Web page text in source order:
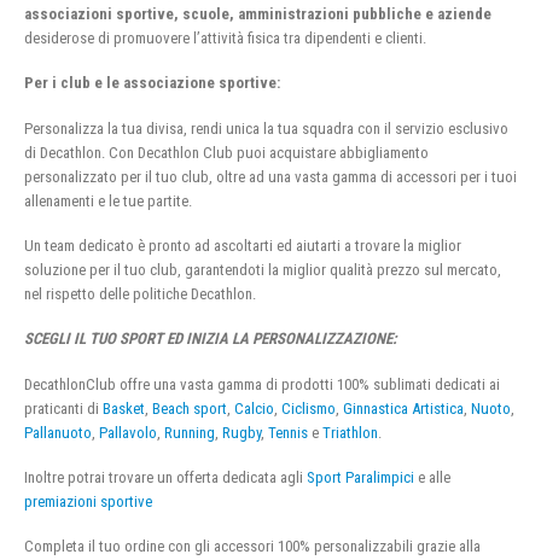
associazioni sportive, scuole, amministrazioni pubbliche e aziende
desiderose di promuovere l’attività fisica tra dipendenti e clienti.
Per i club e le associazione sportive:
Personalizza la tua divisa, rendi unica la tua squadra con il servizio esclusivo
di Decathlon. Con Decathlon Club puoi acquistare abbigliamento
personalizzato per il tuo club, oltre ad una vasta gamma di accessori per i tuoi
allenamenti e le tue partite.
Un team dedicato è pronto ad ascoltarti ed aiutarti a trovare la miglior
soluzione per il tuo club, garantendoti la miglior qualità prezzo sul mercato,
nel rispetto delle politiche Decathlon.
SCEGLI IL TUO SPORT ED INIZIA LA PERSONALIZZAZIONE:
DecathlonClub offre una vasta gamma di prodotti 100% sublimati dedicati ai
praticanti di Basket Beach sport Calcio Ciclismo Ginnastica Artistica Nuoto
Pallanuoto Pallavolo Running Rugby, Tennis e Triathlon
Inoltre potrai trovare un offerta dedicata agli Sport Paralimpici e alle
premiazioni sportive
Completa il tuo ordine con gli accessori 100% personalizzabili grazie alla